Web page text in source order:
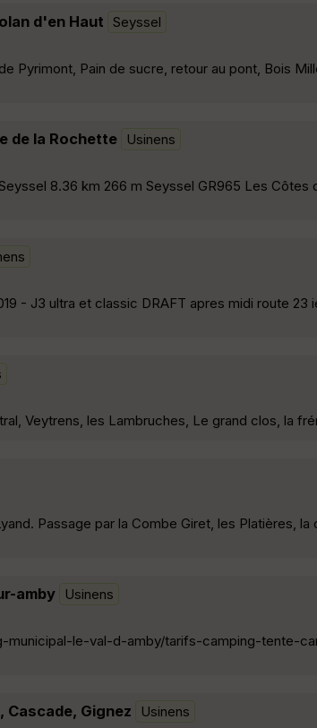
d'en Haut Seyssel
Pyrimont, Pain de sucre, retour au pont, Bois
de la Rochette Usinens
8.36 km 266 m Seyssel GR965 Les Côtes
- J3 ultra et classic DRAFT apres midi route 23
Veytrens, les Lambruches, Le grand clos, la
Passage par la Combe Giret, les Platières, la
amby Usinens
municipal-le-val-d-amby/tarifs-camping-tente-
Cascade, Gignez Usinens